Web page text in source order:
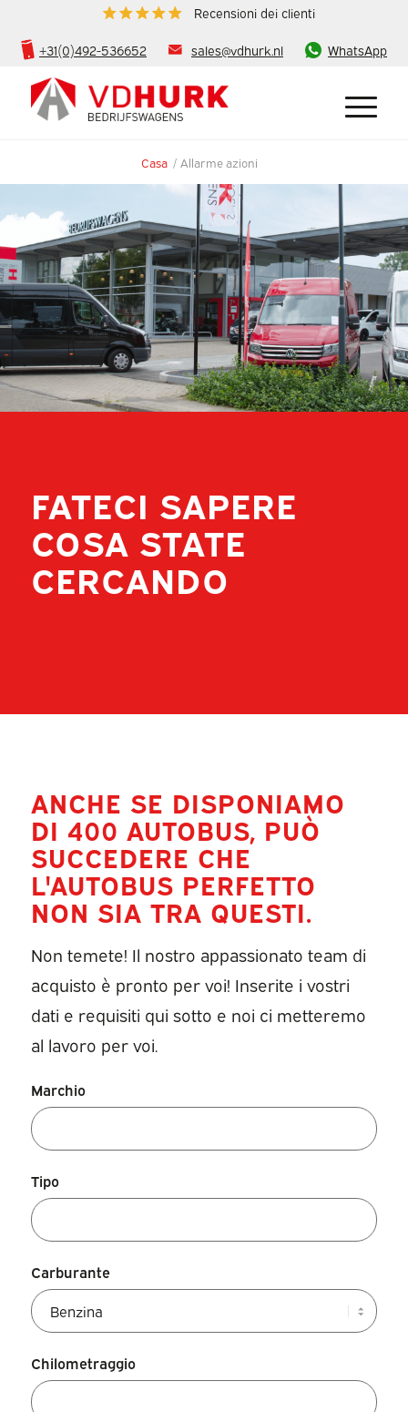
Recensioni dei clienti
+31(0)492-536652 sales@vdhurk.nl WhatsApp
Casa / Allarme azioni
FATECI SAPERE
COSA STATE
CERCANDO
ANCHE SE DISPONIAMO
DI 400 AUTOBUS, PUÒ
SUCCEDERE CHE
L'AUTOBUS PERFETTO
NON SIA TRA QUESTI.
Non temete! Il nostro appassionato team di
acquisto è pronto per voi! Inserite i vostri
dati e requisiti qui sotto e noi ci metteremo
al lavoro per voi.
Marchio
Tipo
Carburante
Chilometraggio